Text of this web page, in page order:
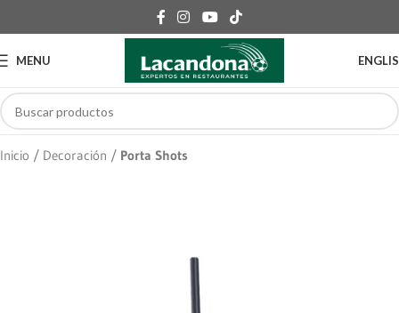
MENU
Inicio Decoración Porta Shots